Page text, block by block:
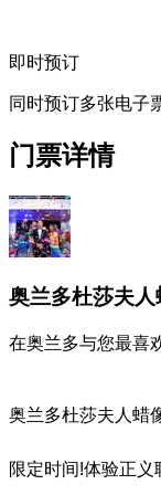
即时预订
同时预订多张电子
门票详情
奥兰多杜莎夫
在奥兰多与您最喜
奥兰多杜莎夫人蜡
限定时间!体验正